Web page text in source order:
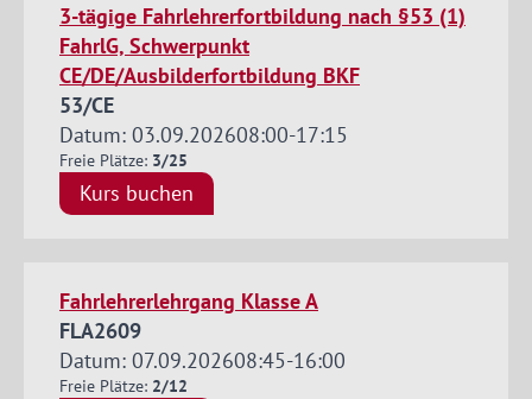
3-tägige Fahrlehrerfortbildung nach §53 (1)
FahrlG, Schwerpunkt
CE/DE/Ausbilderfortbildung BKF
53/CE
Datum: 03.09.202608:00-17:15
Freie Plätze: 3/25
Kurs buchen
Fahrlehrerlehrgang Klasse A
FLA2609
Datum: 07.09.202608:45-16:00
Freie Plätze: 2/12